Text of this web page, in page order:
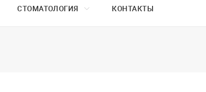
СТОМАТОЛОГИЯ КОНТАКТЫ